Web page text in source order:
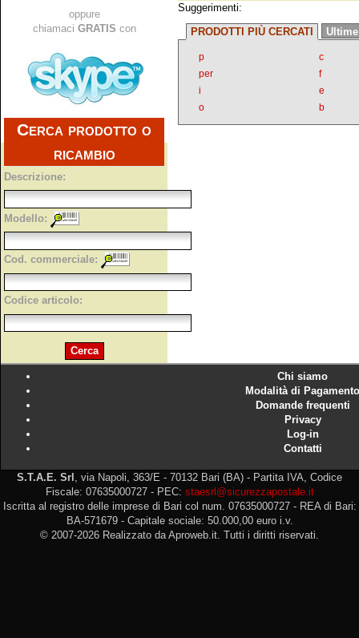
oppure
chiamaci GRATIS con
Cerca prodotto o
ricambio
Descrizione:
Modello:
Cod. commerciale:
Codice articolo:
Suggerimenti:
PRODOTTI PIÙ CERCATI
p
c
per
f
i
e
o
b
Chi siamo
Modalità di Pagamento
Domande frequenti
Privacy
Log-in
Contatti
S.T.A.E. Srl
, via Napoli, 363/E - 70132 Bari (BA) - Partita IVA, Codice
Fiscale: 07635000727 - PEC: staesrl@sicurezzapostale.it
Iscritta al registro delle imprese di Bari col num. 07635000727 - REA di Bari:
BA-571679 - Capitale sociale: 50.000,00 euro i.v.
© 2007-2026 Realizzato da Aproweb.it. Tutti i diritti riservati.